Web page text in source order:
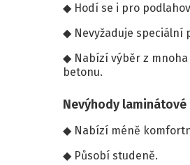
Hodí se i pro
Nevyžaduje speciální
Nabízí výběr z
betonu.
Nevýhody
Nabízí méně
Působí studeně.